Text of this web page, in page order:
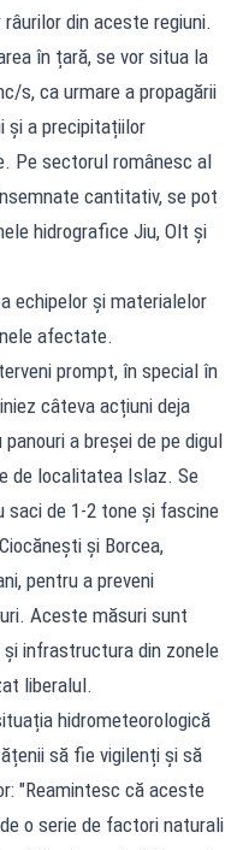
din aceste regiuni.
în țară, se vor situa la
s, ca urmare a propagării
și a precipitațiilor
Pe sectorul românesc al
cantitativ, se pot
hidrografice Jiu, Olt și
echipelor și materialelor
afectate.
prompt, în special în
câteva acțiuni deja
a breșei de pe digul
de localitatea Islaz. Se
saci de 1-2 tone și fascine
și Borcea,
pentru a preveni
Aceste măsuri sunt
infrastructura din zonele
liberalul.
hidrometeorologică
să fie vigilenți și să
"Reamintesc că aceste
o serie de factori naturali